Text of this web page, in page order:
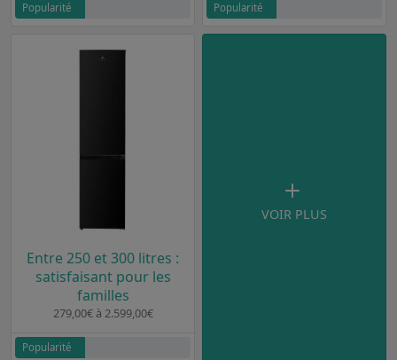
Popularité Popularité
Entre 250 et 300 litres :
satisfaisant pour les
familles
279,00€ à 2.599,00€
Popularité
VOIR PLUS